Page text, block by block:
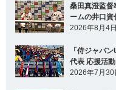
桑田真澄監督
ームの井口資
2026年8月4日
「侍ジャパ
代表 応援活
2026年7月30